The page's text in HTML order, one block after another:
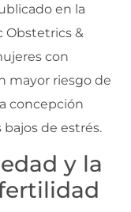
en la
Obstetrics &
con
mayor riesgo de
concepción
de estrés.
y la